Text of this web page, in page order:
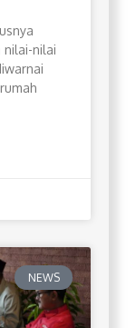
nilai-nilai
NEWS